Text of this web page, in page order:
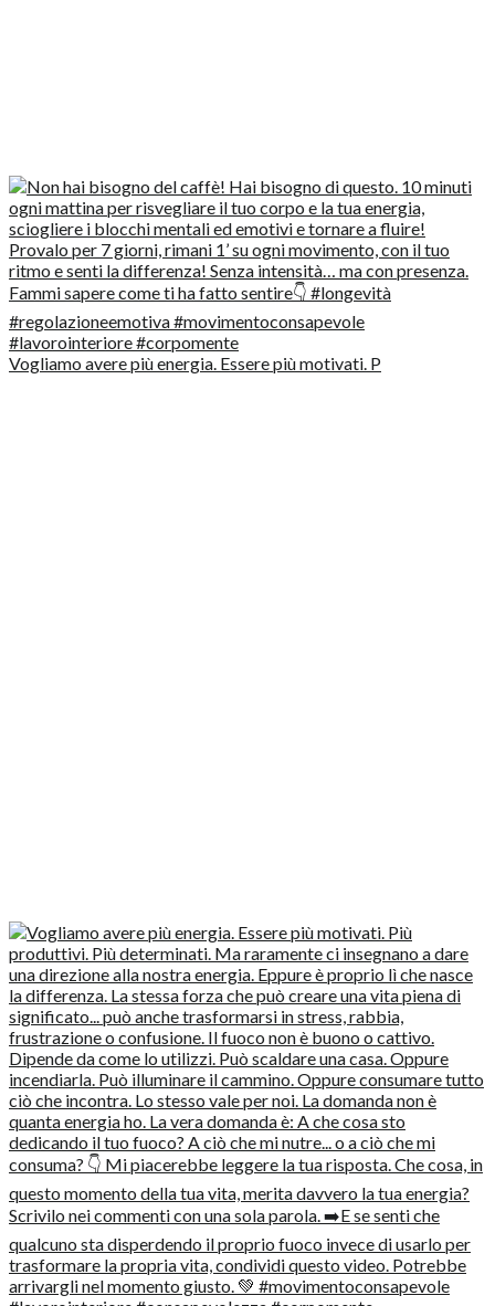
Vogliamo avere più energia. Essere più motivati. P